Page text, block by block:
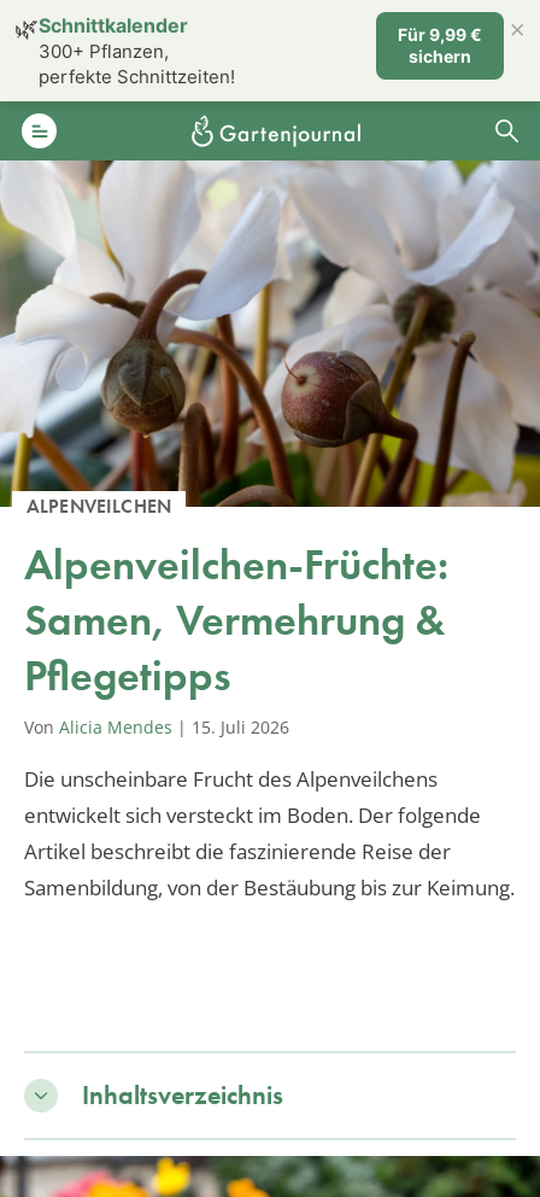
ALPENVEILCHEN
Alpenveilchen-Früchte:
Samen, Vermehrung &
Pflegetipps
Von Alicia Mendes | 15. Juli 2026
Die unscheinbare Frucht des Alpenveilchens
entwickelt sich versteckt im Boden. Der folgende
Artikel beschreibt die faszinierende Reise der
Samenbildung, von der Bestäubung bis zur Keimung.
Inhaltsverzeichnis
🌿Schnittkalender
300+ Pflanzen,
perfekte Schnittzeiten!
Für 9,99 €
sichern
×